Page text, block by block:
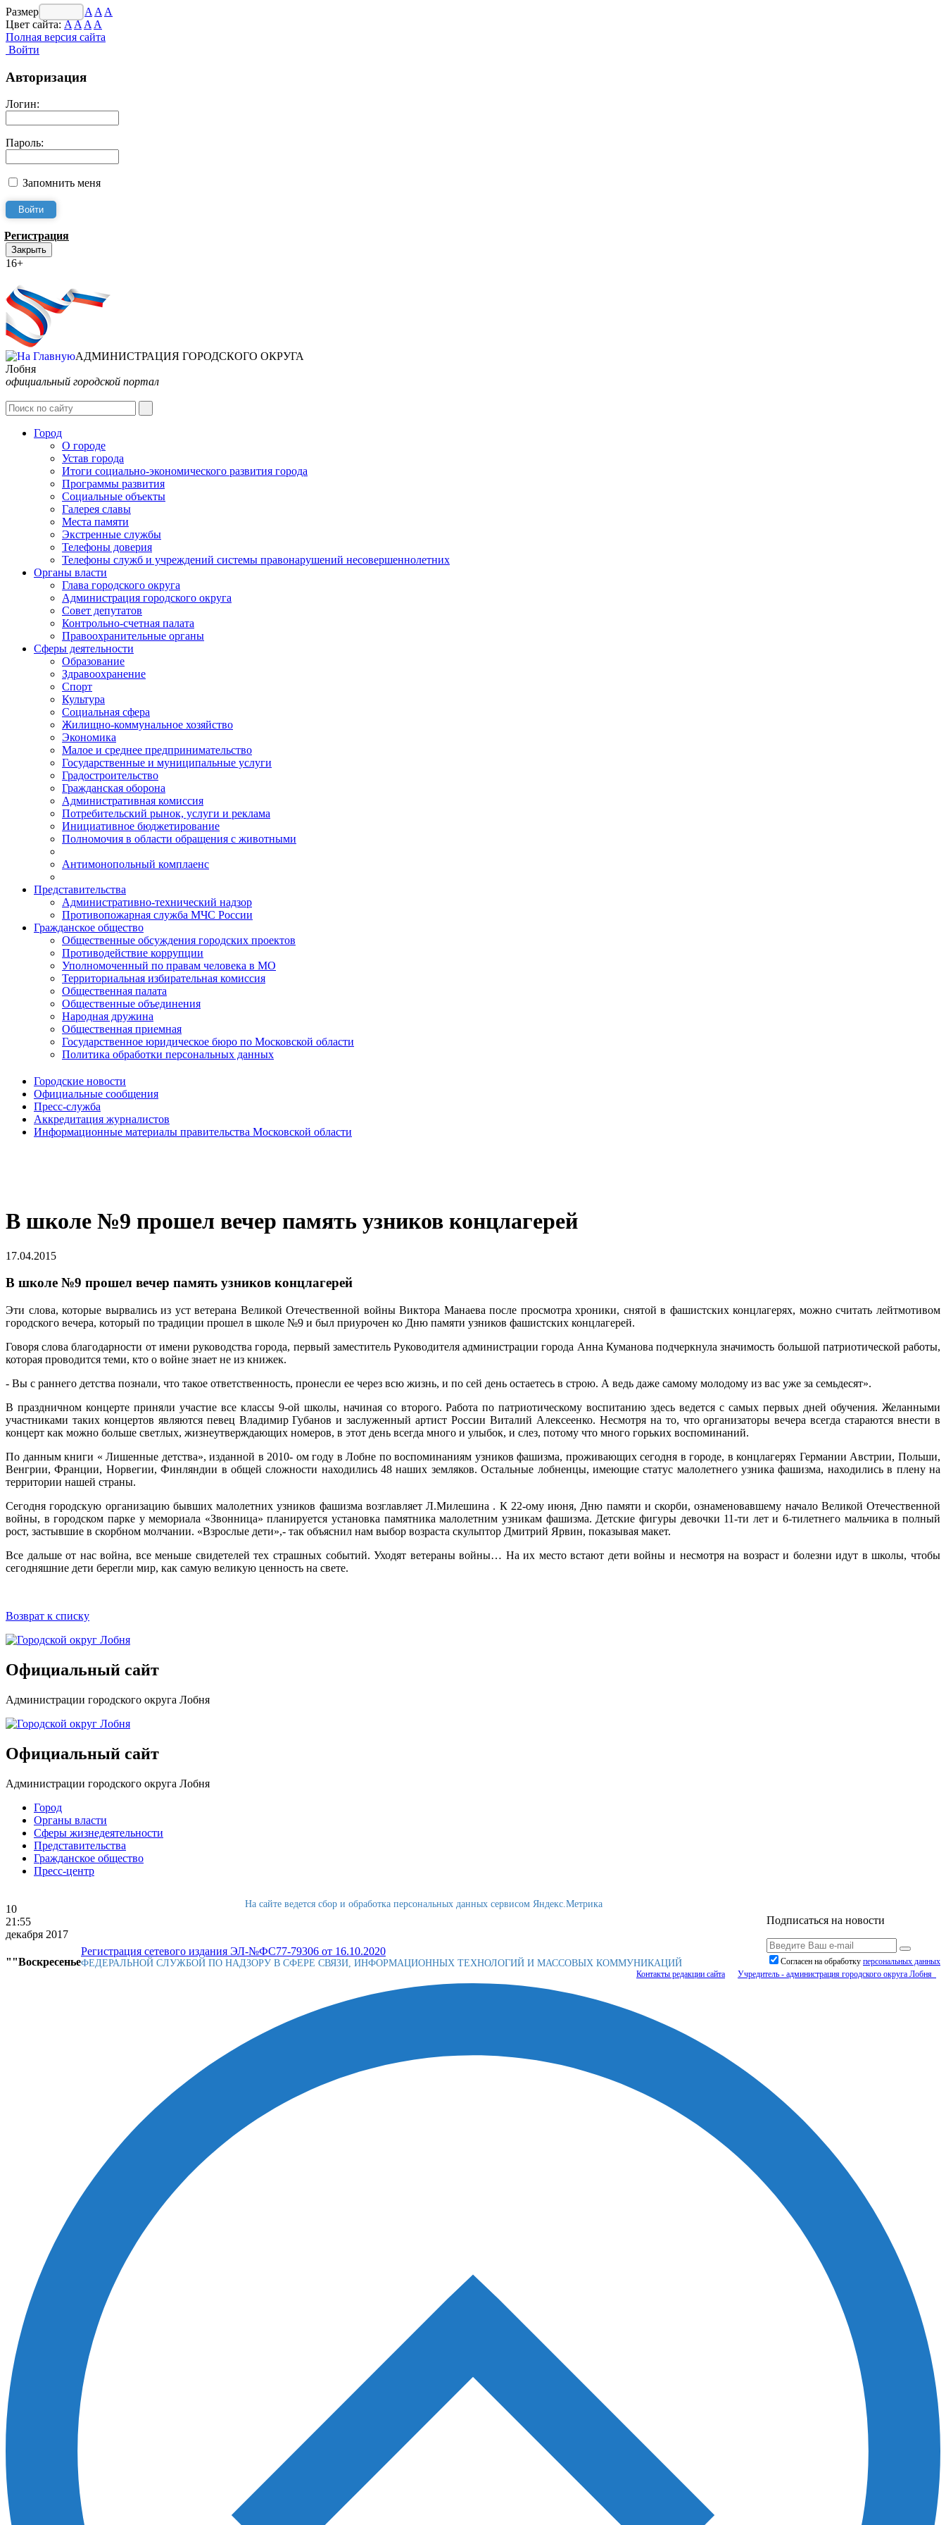
Размер шрифта: A A A
Цвет сайта:AA A A
Полная версия сайта
Войти
Авторизация
Логин:
Пароль:
Запомнить меня
Регистрация
Закрыть
16+
АДМИНИСТРАЦИЯ ГОРОДСКОГО ОКРУГА
Лобня
официальный городской портал
Город
О городе
Устав города
Итоги социально-экономического развития города
Программы развития
Социальные объекты
Галерея славы
Места памяти
Экстренные службы
Телефоны доверия
Телефоны служб и учреждений системы правонарушений несовершеннолетних
Органы власти
Глава городского округа
Администрация городcкого округа
Совет депутатов
Контрольно-счетная палата
Правоохранительные органы
Сферы деятельности
Образование
Здравоохранение
Спорт
Культура
Социальная сфера
Жилищно-коммунальное хозяйство
Экономика
Малое и среднее предпринимательство
Государственные и муниципальные услуги
Градостроительство
Гражданская оборона
Административная комиссия
Потребительский рынок, услуги и реклама
Инициативное бюджетирование
Полномочия в области обращения с животными
Антимонопольный комплаенс
Представительства
Административно-технический надзор
Противопожарная служба МЧС России
Гражданское общество
Общественные обсуждения городских проектов
Противодействие коррупции
Уполномоченный по правам человека в МО
Территориальная избирательная комиссия
Общественная палата
Общественные объединения
Народная дружина
Общественная приемная
Государственное юридическое бюро по Московской области
Политика обработки персональных данных
Городские новости
Официальные сообщения
Пресс-служба
Аккредитация журналистов
Информационные материалы правительства Московской области
В школе №9 прошел вечер память узников концлагерей
17.04.2015
В школе №9 прошел вечер память узников концлагерей
Эти слова, которые вырвались из уст ветерана Великой Отечественной войны Виктора Манаева после просмотра хроники, снятой в фашистских концлагерях, можно считать лейтмотивом
городского вечера, который по традиции прошел в школе №9 и был приурочен ко Дню памяти узников фашистских концлагерей.
Говоря слова благодарности от имени руководства города, первый заместитель Руководителя администрации города Анна Куманова подчеркнула значимость большой патриотической работы,
которая проводится теми, кто о войне знает не из книжек.
- Вы с раннего детства познали, что такое ответственность, пронесли ее через всю жизнь, и по сей день остаетесь в строю. А ведь даже самому молодому из вас уже за семьдесят».
В праздничном концерте приняли участие все классы 9-ой школы, начиная со второго. Работа по патриотическому воспитанию здесь ведется с самых первых дней обучения. Желанными
участниками таких концертов являются певец Владимир Губанов и заслуженный артист России Виталий Алексеенко. Несмотря на то, что организаторы вечера всегда стараются внести в
концерт как можно больше светлых, жизнеутверждающих номеров, в этот день всегда много и улыбок, и слез, потому что много горьких воспоминаний.
По данным книги « Лишенные детства», изданной в 2010- ом году в Лобне по воспоминаниям узников фашизма, проживающих сегодня в городе, в концлагерях Германии Австрии, Польши,
Венгрии, Франции, Норвегии, Финляндии в общей сложности находились 48 наших земляков. Остальные лобненцы, имеющие статус малолетнего узника фашизма, находились в плену на
территории нашей страны.
Сегодня городскую организацию бывших малолетних узников фашизма возглавляет Л.Милешина . К 22-ому июня, Дню памяти и скорби, ознаменовавшему начало Великой Отечественной
войны, в городском парке у мемориала «Звонница» планируется установка памятника малолетним узникам фашизма. Детские фигуры девочки 11-ти лет и 6-тилетнего мальчика в полный
рост, застывшие в скорбном молчании. «Взрослые дети»,- так объяснил нам выбор возраста скульптор Дмитрий Ярвин, показывая макет.
Все дальше от нас война, все меньше свидетелей тех страшных событий. Уходят ветераны войны… На их место встают дети войны и несмотря на возраст и болезни идут в школы, чтобы
сегодняшние дети берегли мир, как самую великую ценность на свете.
Возврат к списку
Официальный сайт
Администрации городского округа Лобня
Официальный сайт
Администрации городского округа Лобня
Город
Органы власти
Сферы жизнедеятельности
Представительства
Гражданское общество
Пресс-центр
10
21:55
декабря 2017
""Воскресенье
Подписаться на новости
Согласен на обработку персональныx данных
На сайте ведется сбор и обработка персональных данных сервисом Яндекс.Метрика
Регистрация сетевого издания ЭЛ-№ФС77-79306 от 16.10.2020
ФЕДЕРАЛЬНОЙ СЛУЖБОЙ ПО НАДЗОРУ В СФЕРЕ СВЯЗИ, ИНФОРМАЦИОННЫХ ТЕХНОЛОГИЙ И МАССОВЫХ КОММУНИКАЦИЙ
Контакты редакции сайта Учредитель - администрация городского округа Лобня